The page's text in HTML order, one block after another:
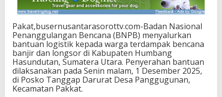
Pakat,busernusantarasorottv.com-Badan Nasional
Penanggulangan Bencana (BNPB) menyalurkan
bantuan logistik kepada warga terdampak bencana
banjir dan longsor di Kabupaten Humbang
Hasundutan, Sumatera Utara. Penyerahan bantuan
dilaksanakan pada Senin malam, 1 Desember 2025,
di Posko Tanggap Darurat Desa Panggugunan,
Kecamatan Pakkat.